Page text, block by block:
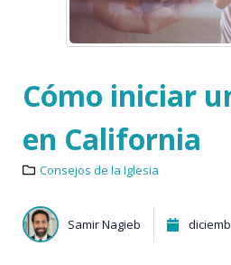
Cómo iniciar
en California
Consejos de la Iglesia
Samir Nagieb